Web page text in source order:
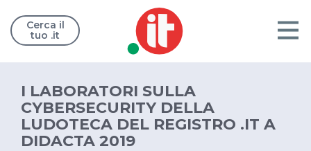
Cerca il
tuo .it
I LABORATORI SULLA
CYBERSECURITY DELLA
LUDOTECA DEL REGISTRO .IT A
DIDACTA 2019